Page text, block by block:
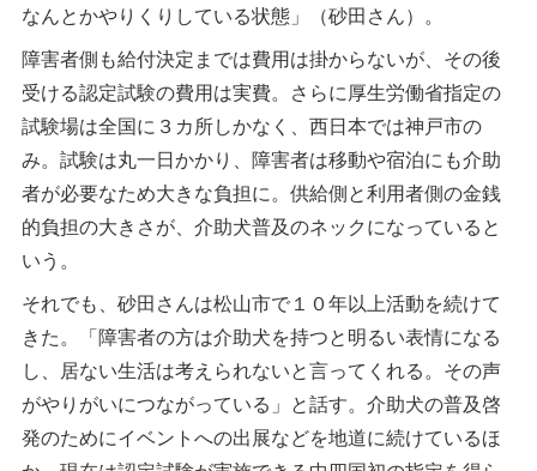
なんとかやりくりしている状態」（砂田さん）。
障害者側も給付決定までは費用は掛からないが、その後
受ける認定試験の費用は実費。さらに厚生労働省指定の
試験場は全国に３カ所しかなく、西日本では神戸市の
み。試験は丸一日かかり、障害者は移動や宿泊にも介助
者が必要なため大きな負担に。供給側と利用者側の金銭
的負担の大きさが、介助犬普及のネックになっていると
いう。
それでも、砂田さんは松山市で１０年以上活動を続けて
きた。「障害者の方は介助犬を持つと明るい表情になる
し、居ない生活は考えられないと言ってくれる。その声
がやりがいにつながっている」と話す。介助犬の普及啓
発のためにイベントへの出展などを地道に続けているほ